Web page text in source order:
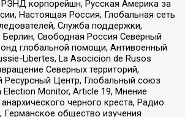
РЭНД корпорейшн, Русская Америка за
Настоящая Россия, Глобальная сеть
Служба поддержки,
Свободная Россия Северный
глобальной помощи, Антивоенный
Libertes, La Asocicion de Rusos
Северных территорий,
Ресурсный Центр, Глобальный союз
Election Monitor, Article 19, Мнение
черного креста, Радио
Германское общество изучения